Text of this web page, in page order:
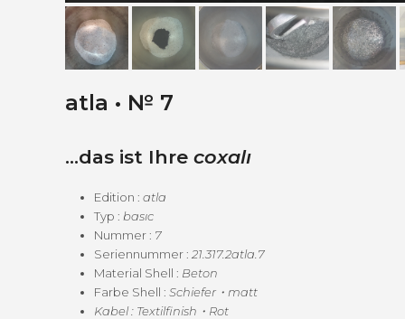
atla • № 7
…das ist Ihre coxalı
Edi­tion : atla
Typ : basıc
Num­mer : 7
Seri­en­num­mer : 21.317.2atla.7
Mate­r­i­al Shell : Beton
Farbe Shell : Schiefer・matt
Kabel : Textilfinish・Rot